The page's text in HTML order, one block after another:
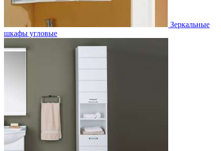
Зеркальные
шкафы угловые